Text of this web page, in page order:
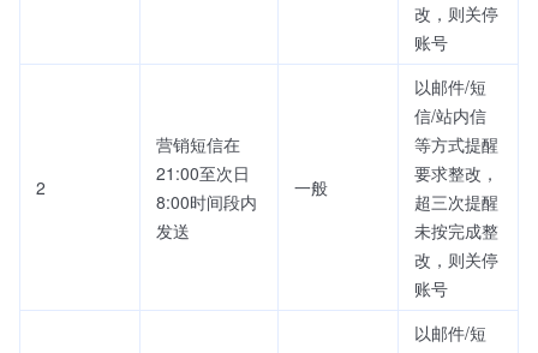
改，则关停
账号
2
营销短信在
21:00至次日
8:00时间段内
发送
一般
以邮件/短
信/站内信
等方式提醒
要求整改，
超三次提醒
未按完成整
改，则关停
账号
以邮件/短